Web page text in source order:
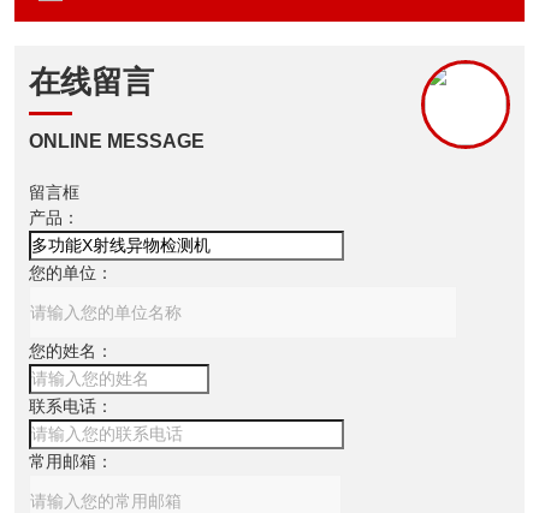
在线留言
ONLINE MESSAGE
留言框
产品：
您的单位：
您的姓名：
联系电话：
常用邮箱：